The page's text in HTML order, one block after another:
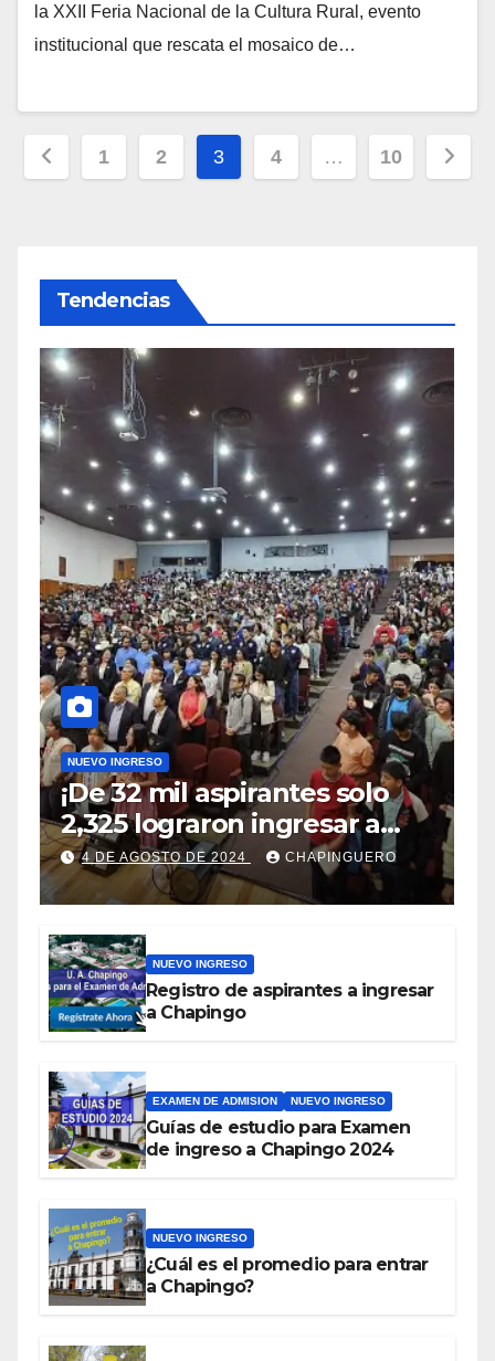
la XXII Feria Nacional de la Cultura Rural, evento
institucional que rescata el mosaico de…
Paginación
1 2 3 4 … 10
Tendencias
NUEVO INGRESO
¡De 32 mil aspirantes solo
2,325 lograron ingresar a
Chapingo!
4 DE AGOSTO DE 2024 CHAPINGUERO
NUEVO INGRESO
Registro de aspirantes a ingresar
a Chapingo
EXAMEN DE ADMISION NUEVO INGRESO
Guías de estudio para Examen
de ingreso a Chapingo 2024
NUEVO INGRESO
¿Cuál es el promedio para entrar
a Chapingo?